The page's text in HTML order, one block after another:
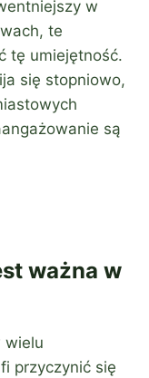
w
te
tę umiejętność.
się stopniowo,
są
ważna w
wielu
przyczynić się